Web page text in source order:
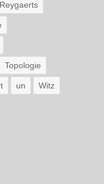
Reygaerts
Topologie
un Witz